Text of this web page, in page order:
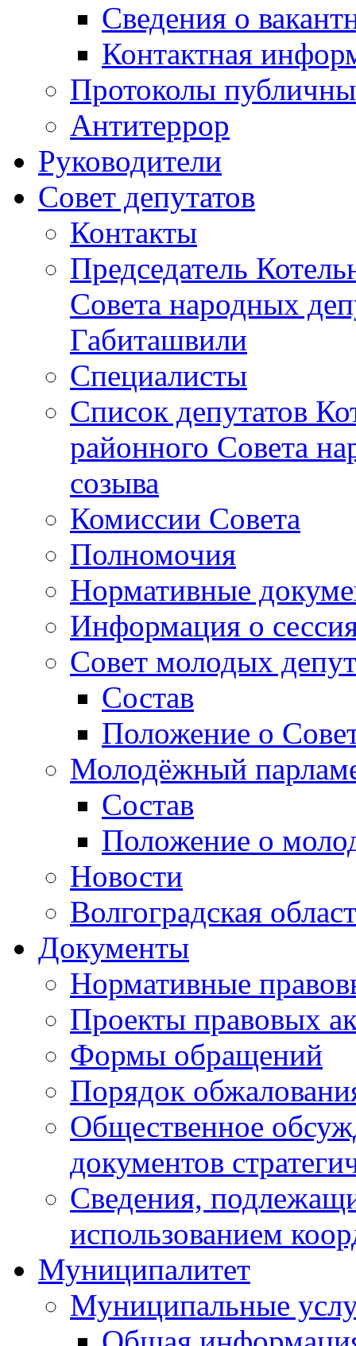
Сведения о
Контактная
Протоколы
Антитеррор
Руководители
Совет депутатов
Контакты
Председатель
Совета народных
Габиташвили
Специалисты
Список депутатов
районного Совета
созыва
Комиссии Совета
Полномочия
Нормативные
Информация о
Совет молодых
Состав
Положение о
Молодёжный
Состав
Положение о
Новости
Волгоградская
Документы
Нормативные
Проекты правовых
Формы обращений
Порядок
Общественное
документов
Сведения,
использованием
Муниципалитет
Муниципальные